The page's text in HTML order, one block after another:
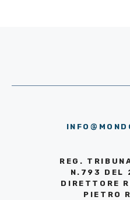
REG.
N.793
DIRETTORE
PIETRO